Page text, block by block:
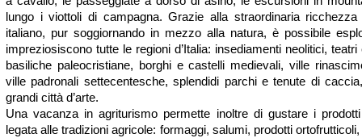
lungo i viottoli di campagna. Grazie alla straordinaria
italiano, pur soggiornando in mezzo alla natura, è possibile
impreziosiscono tutte le regioni d’Italia: insediamenti neolitici,
basiliche paleocristiane, borghi e castelli medievali, ville
ville padronali settecentesche, splendidi parchi e tenute di
grandi città d’arte.
Una vacanza in agriturismo permette inoltre di gustare i
legata alle tradizioni agricole: formaggi, salumi, prodotti